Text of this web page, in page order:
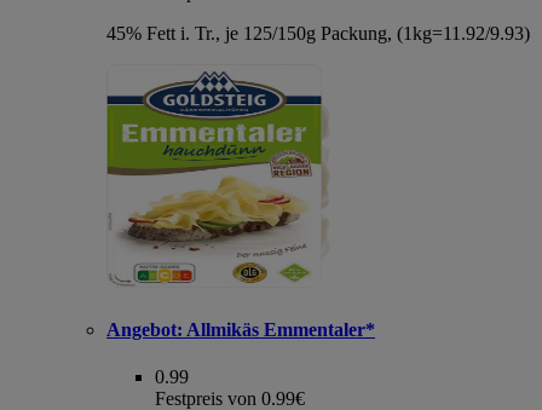
45% Fett i. Tr., je 125/150g Packung, (1kg=11.92/9.93)
Angebot: Allmikäs Emmentaler*
0.99
Festpreis von 0.99€